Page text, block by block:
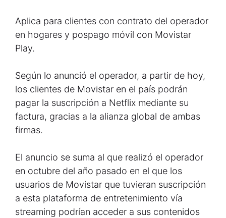
Aplica para clientes con contrato del operador
en hogares y pospago móvil con Movistar
Play.
Según lo anunció el operador, a partir de hoy,
los clientes de Movistar en el país podrán
pagar la suscripción a Netflix mediante su
factura, gracias a la alianza global de ambas
firmas.
El anuncio se suma al que realizó el operador
en octubre del año pasado en el que los
usuarios de Movistar que tuvieran suscripción
a esta plataforma de entretenimiento vía
streaming podrían acceder a sus contenidos